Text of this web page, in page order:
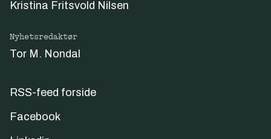
Kristina Fritsvold Nilsen
Nyhetsredaktør
Tor M. Nondal
RSS-feed forside
Facebook